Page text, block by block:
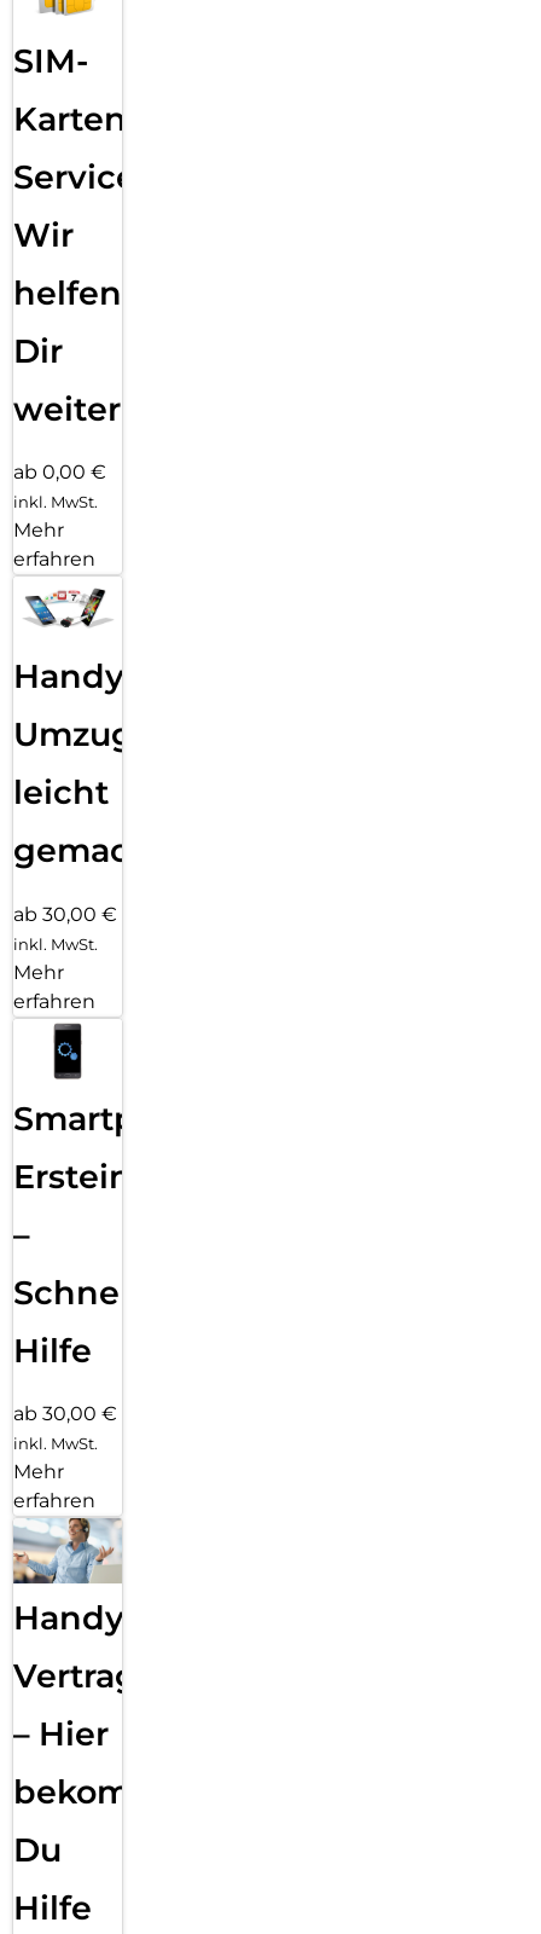
SIM-
Karten
Service:
Wir
helfen
Dir
weiter
ab 0,00 €
inkl. MwSt.
Mehr
erfahren
Handy
Umzug
leicht
gemacht!
ab 30,00 €
inkl. MwSt.
Mehr
erfahren
Smartphone
Ersteinrichtung
–
Schnelle
Hilfe
ab 30,00 €
inkl. MwSt.
Mehr
erfahren
Handy
Vertragsabwicklung
– Hier
bekommst
Du
Hilfe